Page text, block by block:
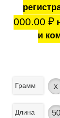
000.00 ₽
и
Грамм x
Длина 50